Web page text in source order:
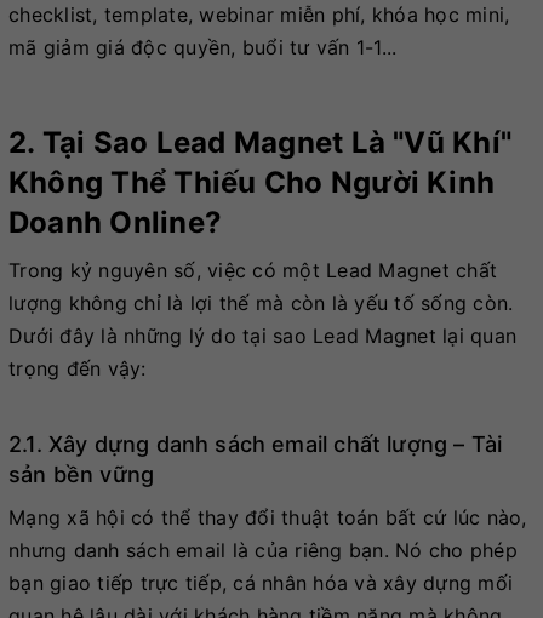
checklist, template, webinar miễn phí, khóa học mini,
mã giảm giá độc quyền, buổi tư vấn 1-1...
2. Tại Sao Lead Magnet Là "vũ Khí"
Không Thể Thiếu Cho Người Kinh
Doanh Online?
Trong kỷ nguyên số, việc có một Lead Magnet chất
lượng không chỉ là lợi thế mà còn là yếu tố sống còn.
Dưới đây là những lý do tại sao Lead Magnet lại quan
trọng đến vậy:
2.1. Xây dựng danh sách email chất lượng – Tài
sản bền vững
Mạng xã hội có thể thay đổi thuật toán bất cứ lúc nào,
nhưng danh sách email là của riêng bạn. Nó cho phép
bạn giao tiếp trực tiếp, cá nhân hóa và xây dựng mối